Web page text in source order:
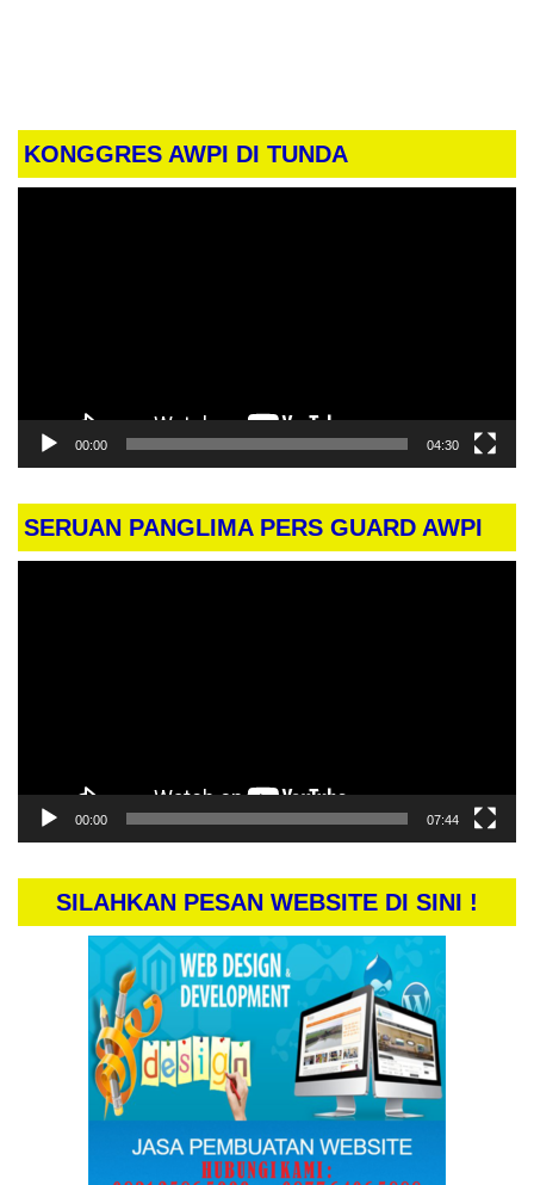
KONGGRES AWPI DI TUNDA
00:00 04:30
SERUAN PANGLIMA PERS GUARD AWPI
00:00 07:44
SILAHKAN PESAN WEBSITE DI SINI !